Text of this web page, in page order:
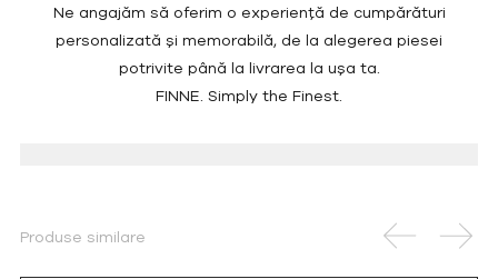
Ne angajăm să oferim o experiență de cumpărături
personalizată și memorabilă, de la alegerea piesei
potrivite până la livrarea la ușa ta.
FINNE. Simply the Finest.
Produse similare